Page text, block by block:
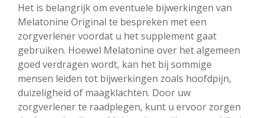
Het is belangrijk om eventuele bijwerkingen van
Melatonine Original te bespreken met een
zorgverlener voordat u het supplement gaat
gebruiken. Hoewel Melatonine over het algemeen
goed verdragen wordt, kan het bij sommige
mensen leiden tot bijwerkingen zoals hoofdpijn,
duizeligheid of maagklachten. Door uw
zorgverlener te raadplegen, kunt u ervoor zorgen